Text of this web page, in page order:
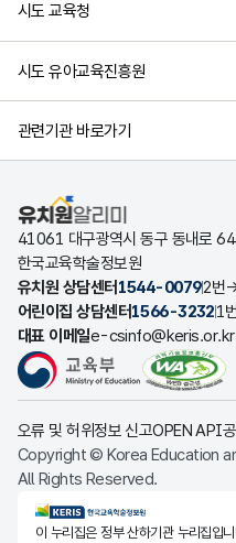
시도 교육청
시도 유아교육진흥원
관련기관 바로가기
유치원알리미
41061 대구광역시 동구 동내로
한국교육학술정보원
유치원 상담센터 1544-00792번
어린이집 상담센터1566-32321
대표 이메일e-csinfo@keris.or.kr
오류 및 허위정보 신고OPEN API
Copyright © Korea Education
All Rights Reserved.
KERIS한국교육학술정보원
이 누리집은 정부 산하기관 누리집입